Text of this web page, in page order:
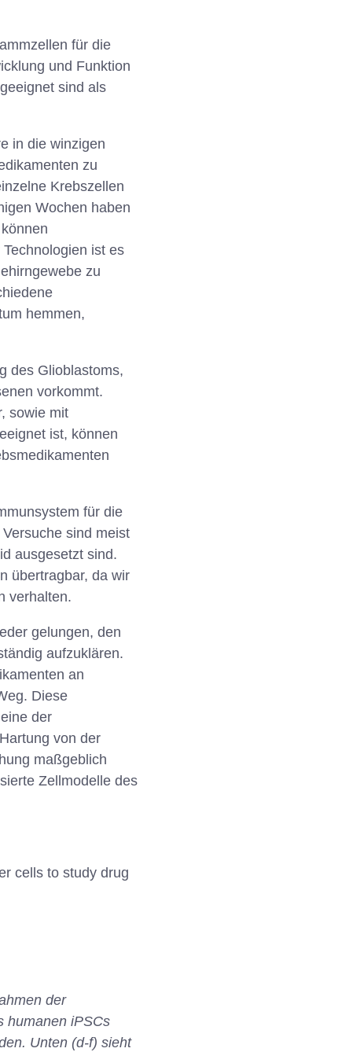
für die
und Funktion
sind als
in die winzigen
zu
Krebszellen
Wochen haben
ist es
zu
hemmen,
des Glioblastoms,
vorkommt.
sowie mit
ist, können
für die
sind meist
ausgesetzt sind.
übertragbar, da wir
verhalten.
gelungen, den
aufzuklären.
an
Diese
der
von der
maßgeblich
Zellmodelle des
cells to study drug
der
humanen iPSCs
Unten (d-f) sieht